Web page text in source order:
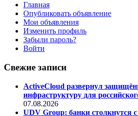
Главная
Опубликовать объявление
Мои объявления
Изменить профиль
Забыли пароль?
Войти
Свежие записи
ActiveCloud развернул
инфраструктуру для
07.08.2026
UDV Group: банки столкнутся